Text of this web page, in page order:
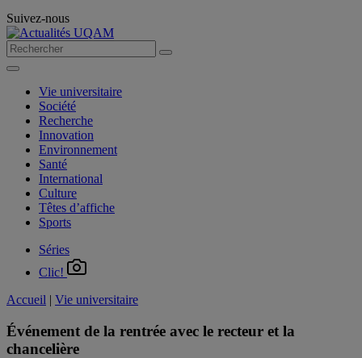
Suivez-nous
Vie universitaire
Société
Recherche
Innovation
Environnement
Santé
International
Culture
Têtes d’affiche
Sports
Séries
Clic!
Accueil | Vie universitaire
Événement de la rentrée avec le recteur et la
chancelière